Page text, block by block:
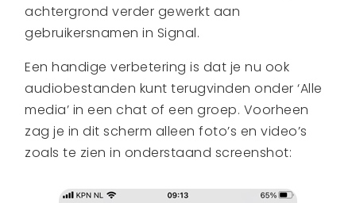
achtergrond verder gewerkt aan
gebruikersnamen in Signal.
Een handige verbetering is dat je nu ook
audiobestanden kunt terugvinden onder ‘Alle
media’ in een chat of een groep. Voorheen
zag je in dit scherm alleen foto’s en video’s
zoals te zien in onderstaand screenshot: